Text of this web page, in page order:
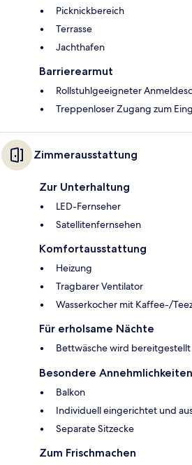
Picknickbereich
Terrasse
Jachthafen
Barrierearmut
Rollstuhlgeeigneter
Treppenloser Zugang zum
Zimmerausstattung
Zur Unterhaltung
LED-Fernseher
Satellitenfernsehen
Komfortausstattung
Heizung
Tragbarer Ventilator
Wasserkocher mit Kaffee-/
Für erholsame Nächte
Bettwäsche wird bereitgestellt
Besondere Annehmlichkeiten
Balkon
Individuell eingerichtet und
Separate Sitzecke
Zum Frischmachen